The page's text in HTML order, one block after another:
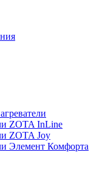
ZOTA InLine
ZOTA Joy
Элемент Комфорта